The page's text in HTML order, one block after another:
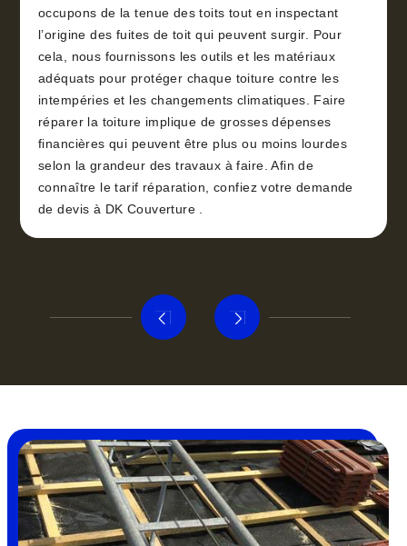
occupons de la tenue des toits tout en inspectant
l’origine des fuites de toit qui peuvent surgir. Pour
cela, nous fournissons les outils et les matériaux
adéquats pour protéger chaque toiture contre les
intempéries et les changements climatiques. Faire
réparer la toiture implique de grosses dépenses
financières qui peuvent être plus ou moins lourdes
selon la grandeur des travaux à faire. Afin de
connaître le tarif réparation, confiez votre demande
de devis à DK Couverture .